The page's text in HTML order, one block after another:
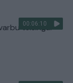
00:06:10
teisingai